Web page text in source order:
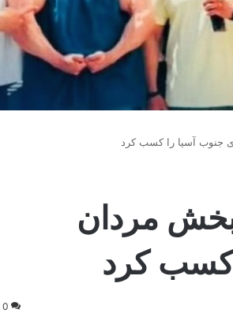
جنوب آسیا را کسب کرد
مردان
کسب کرد
0